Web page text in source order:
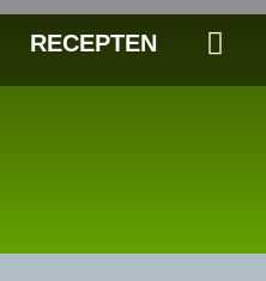
RECEPTEN